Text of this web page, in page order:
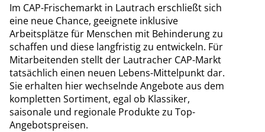
Im CAP-Frischemarkt in Lautrach erschließt sich
eine neue Chance, geeignete inklusive
Arbeitsplätze für Menschen mit Behinderung zu
schaffen und diese langfristig zu entwickeln. Für
Mitarbeitenden stellt der Lautracher CAP-Markt
tatsächlich einen neuen Lebens-Mittelpunkt dar.
Sie erhalten hier wechselnde Angebote aus dem
kompletten Sortiment, egal ob Klassiker,
saisonale und regionale Produkte zu Top-
Angebotspreisen.